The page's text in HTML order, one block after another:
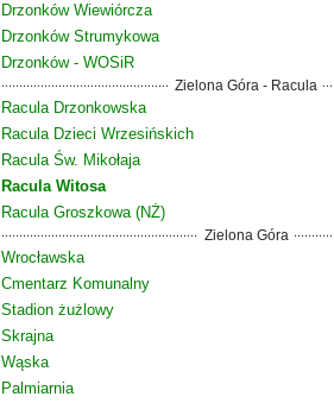
Drzonków Wiewiórcza
Drzonków Strumykowa
Drzonków - WOSiR
Zielona Góra - Racula
Racula Drzonkowska
Racula Dzieci Wrzesińskich
Racula Św. Mikołaja
Racula Witosa
Racula Groszkowa (NŻ)
Zielona Góra
Wrocławska
Cmentarz Komunalny
Stadion żużlowy
Skrajna
Wąska
Palmiarnia